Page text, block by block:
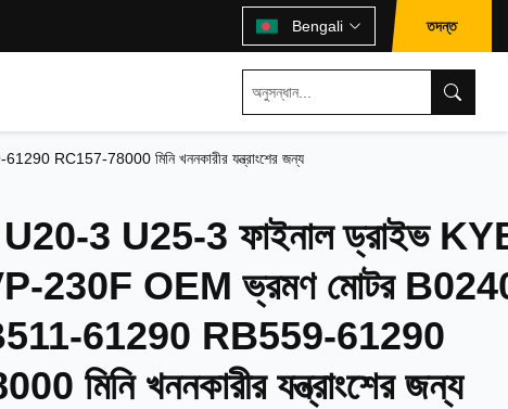
Bengali তদন্ত
RC157-78000 মিনি খননকারীর যন্ত্রাংশের জন্য
3 U25-3 ফাইনাল ড্রাইভ
230F OEM ভ্রমণ মোটর
61290 RB559-61290
মিনি খননকারীর যন্ত্রাংশের জন্য